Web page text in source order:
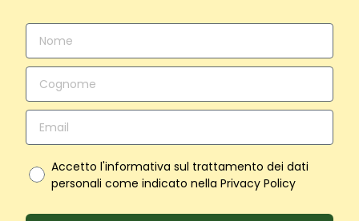
Accetto l'informativa sul trattamento dei dati
personali come indicato nella Privacy Policy